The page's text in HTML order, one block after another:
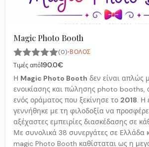
Magic Photo Booth
(0)·ΒΌΛΟΣ
Τιμές από190.0€
Η Magic Photo Booth δεν είναι απλώς
ενοικίασης και πώλησης photo booths,
ενός οράματος που ξεκίνησε το 2018. Η
γεννήθηκε με τη φιλοδοξία να
αξέχαστες εμπειρίες διασκέδασης σε
Με συνολικά 38 συνεργάτες σε Ελλάδα
magic Photo Booth καθίσταται ως η